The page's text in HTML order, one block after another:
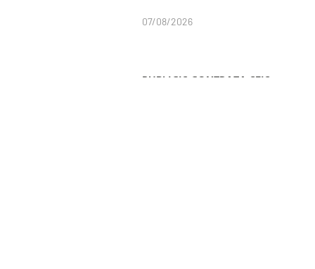
07/08/2026
PUBLICIS CONTRATA SEIS